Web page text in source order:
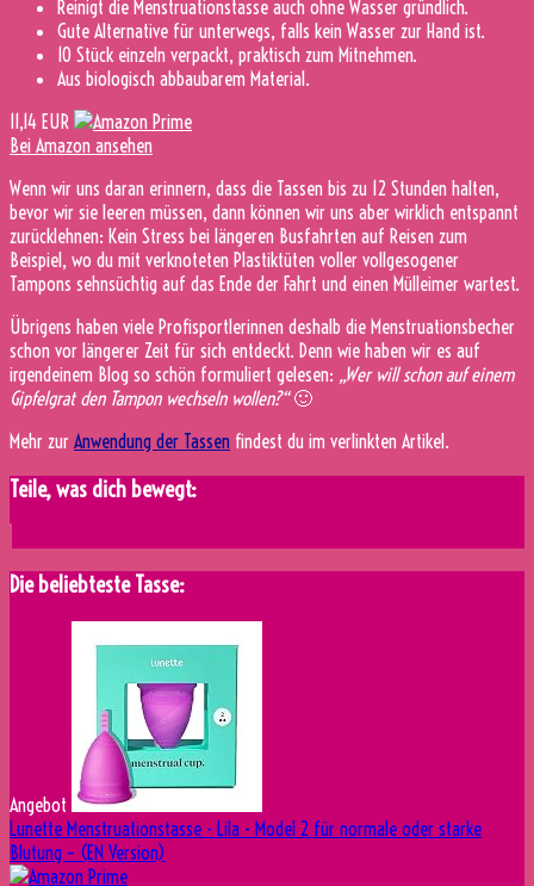
Reinigt die Menstruationstasse auch ohne Wasser gründlich.
Gute Alternative für unterwegs, falls kein Wasser zur Hand ist.
10 Stück einzeln verpackt, praktisch zum Mitnehmen.
Aus biologisch abbaubarem Material.
11,14 EUR
Bei Amazon ansehen
Wenn wir uns daran erinnern, dass die Tassen bis zu 12 Stunden halten,
bevor wir sie leeren müssen, dann können wir uns aber wirklich entspannt
zurücklehnen: Kein Stress bei längeren Busfahrten auf Reisen zum
Beispiel, wo du mit verknoteten Plastiktüten voller vollgesogener
Tampons sehnsüchtig auf das Ende der Fahrt und einen Mülleimer wartest.
Übrigens haben viele Profisportlerinnen deshalb die Menstruationsbecher
schon vor längerer Zeit für sich entdeckt. Denn wie haben wir es auf
irgendeinem Blog so schön formuliert gelesen: „Wer will schon auf einem
Gipfelgrat den Tampon wechseln wollen?“🙂
Mehr zur Anwendung der Tassen findest du im verlinkten Artikel.
Teile, was dich bewegt:
Die beliebteste Tasse:
Angebot
Lunette Menstruationstasse - Lila - Model 2 für normale oder starke
Blutung – (EN Version)